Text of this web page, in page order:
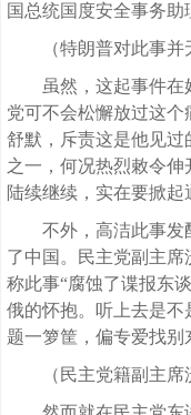
国总统国度安全事务助
（特朗普对此事并
虽然，这起事件在
党可不会松懈放过这
舒默，斥责这是他见
之一，何况热烈敕令
陆续继续，实在要掀起
不外，高洁此事发
了中国。民主党副主
称此事“腐蚀了谍报东
俄的怀抱。听上去是不
题一箩筐，偏专爱找别
（民主党籍副主